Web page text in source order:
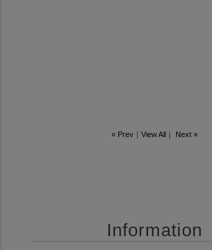
« Prev｜ View All｜ Next »
Information